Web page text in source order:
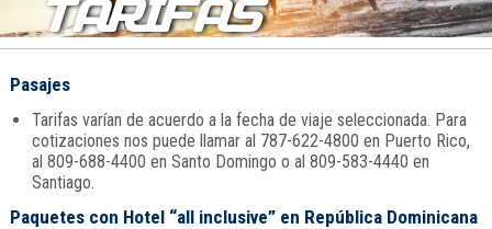
TARIFAS
Pasajes
Tarifas varían de acuerdo a la fecha de viaje seleccionada. Para
cotizaciones nos puede llamar al 787-622-4800 en Puerto Rico,
al 809-688-4400 en Santo Domingo o al 809-583-4440 en
Santiago.
Paquetes con Hotel “all inclusive” en República Dominicana